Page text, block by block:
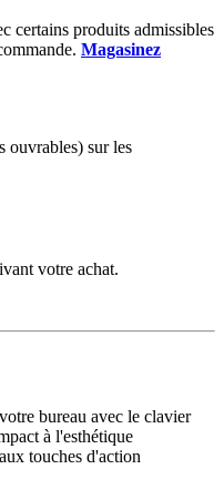
certains produits admissibles
Magasinez
ouvrables) sur les
votre achat.
bureau avec le clavier
à l'esthétique
touches d'action